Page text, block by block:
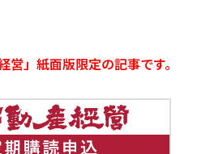
営」紙面版限定の記事です。